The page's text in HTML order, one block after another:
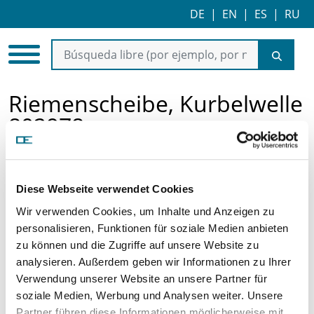
Diese Webseite verwendet Cookies
Wir verwenden Cookies, um Inhalte und Anzeigen zu
personalisieren, Funktionen für soziale Medien anbieten
zu können und die Zugriffe auf unsere Website zu
analysieren. Außerdem geben wir Informationen zu Ihrer
Verwendung unserer Website an unsere Partner für
soziale Medien, Werbung und Analysen weiter. Unsere
DE | EN | ES | RU
Riemenscheibe, Kurbelwelle
802978
Precio a la carta
SOLICITAR ARTÍCULO